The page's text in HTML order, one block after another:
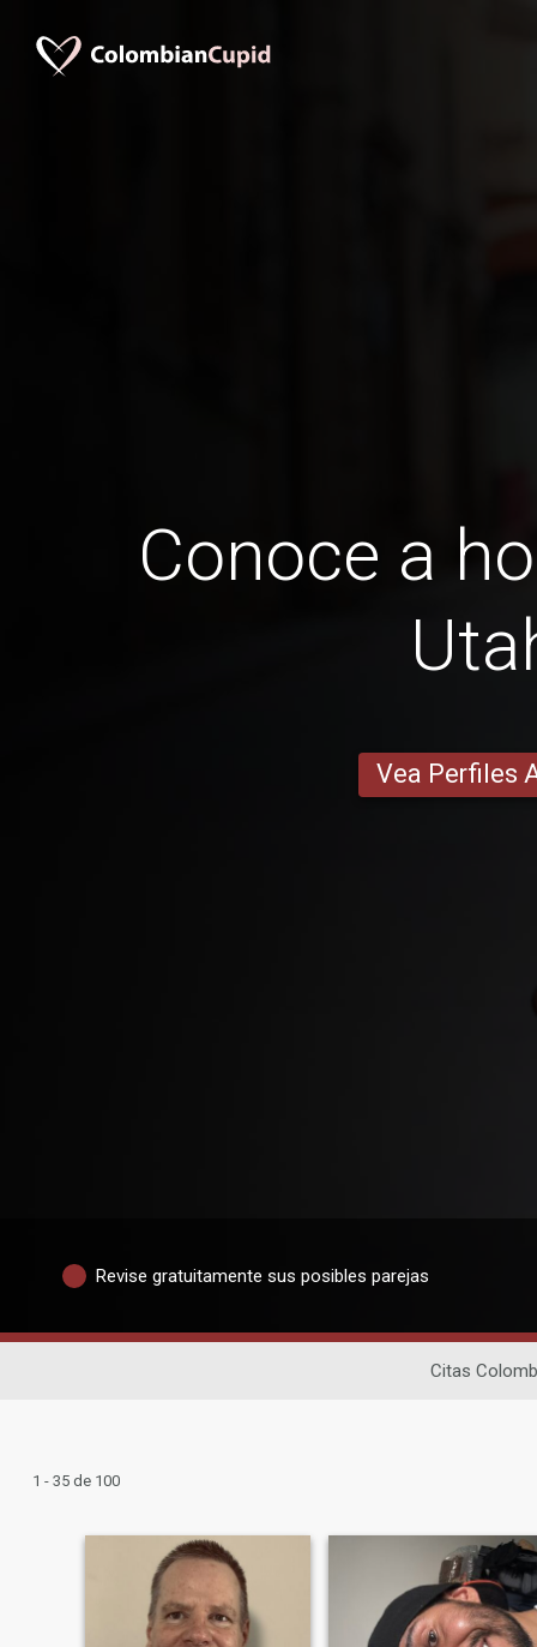
Conoce a
Vea Perfiles
Revise gratuitamente sus posibles parejas
Citas
1 - 35 de 100